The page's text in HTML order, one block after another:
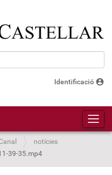
Identificació account_circle
notícies
39-35.mp4